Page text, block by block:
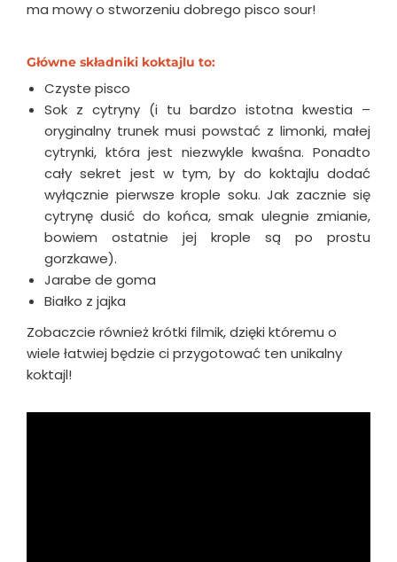
ma mowy o stworzeniu dobrego pisco sour!
Główne składniki koktajlu to:
Czyste pisco
Sok z cytryny (i tu bardzo istotna kwestia –
oryginalny trunek musi powstać z limonki, małej
cytrynki, która jest niezwykle kwaśna. Ponadto
cały sekret jest w tym, by do koktajlu dodać
wyłącznie pierwsze krople soku. Jak zacznie się
cytrynę dusić do końca, smak ulegnie zmianie,
bowiem ostatnie jej krople są po prostu
gorzkawe).
Jarabe de goma
Białko z jajka
Zobaczcie również krótki filmik, dzięki któremu o
wiele łatwiej będzie ci przygotować ten unikalny
koktajl!